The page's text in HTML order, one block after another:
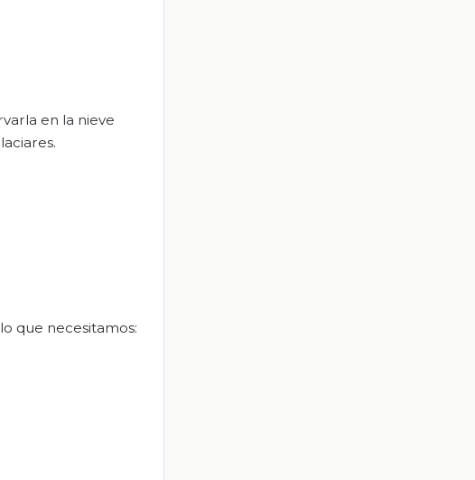
en la nieve
que necesitamos: